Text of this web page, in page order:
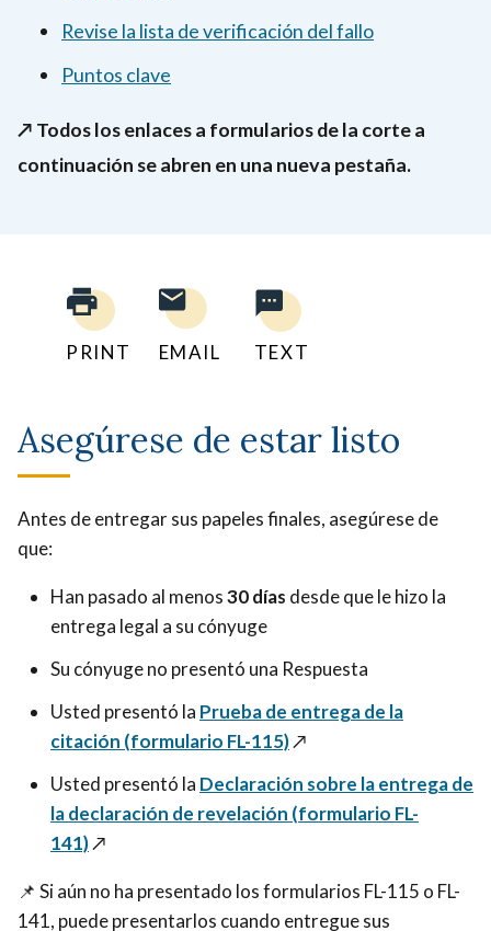
Revise la lista de verificación del fallo
Puntos clave
↗️ Todos los enlaces a formularios de la corte a
continuación se abren en una nueva pestaña.
PRINT EMAIL TEXT
Asegúrese de estar listo
Antes de entregar sus papeles finales, asegúrese de
que:
Han pasado al menos30 días desde que le hizo la
entrega legal a su cónyuge
Su cónyuge no presentó una Respuesta
Usted presentó la Prueba de entrega de la
citación (formulario FL-115)↗️
Usted presentó la Declaración sobre la entrega de
la declaración de revelación (formulario FL-
141)↗️
📌 Si aún no ha presentado los formularios FL-115 o FL-
141, puede presentarlos cuando entregue sus